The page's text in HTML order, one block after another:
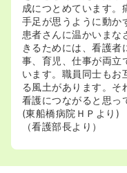
成につとめています。
手足が思うように動か
患者さんに温かいまな
きるためには、看護者
事、育児、仕事が両立
います。職員同士もお
る風土があります。そ
看護につながると思っ
(東船橋病院ＨＰより)
（看護部長より）